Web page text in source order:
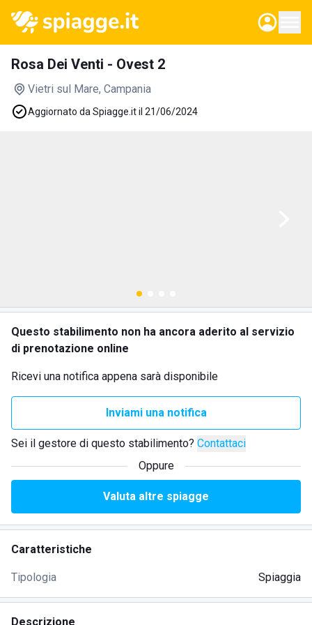
Rosa Dei Venti - Ovest 2
Vietri sul Mare, Campania
Aggiornato da Spiagge.it il 21/06/2024
Questo stabilimento non ha ancora aderito al servizio
di prenotazione online
Ricevi una notifica appena sarà disponibile
Inviami una notifica
Sei il gestore di questo stabilimento? Contattaci
Oppure
Valuta altre spiagge
Caratteristiche
Tipologia Spiaggia
Descrizione